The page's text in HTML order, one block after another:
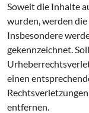
Soweit die Inhalte
wurden, werden
Insbesondere
gekennzeichnet.
einen
entfernen.